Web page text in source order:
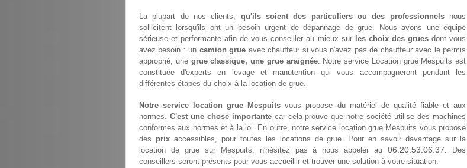
La plupart de nos clients, qu'ils soient des particuliers ou des professionnelsnous
sollicitent lorsqu'ils ont un besoin urgent de dépannage de grue. Nous avons une équipe
sérieuse et performante afin de vous conseiller au mieux sur les choix des gruesdont vous
avez besoin : un camion grue avec chauffeur si vous n'avez pas de chauffeur avec le permis
approprié, une grue classique, une grue araignée. Notre service Location grue Mespuits est
constituée d'experts en levage et manutention qui vous accompagneront pendant les
différentes étapes du choix à la location de grue.
Notre service location grue Mespuits vous propose du matériel de qualité fiable et aux
normes. C'est une chose importantecar cela prouve que notre société utilise des machines
conformes aux normes et à la loi. En outre, notre service location grue Mespuits vous propose
des prixaccessibles, pour toutes les locations de grue. Pour en savoir davantage sur la
location de grue sur Mespuits, n'hésitez pas à nous appeler au06.20.53.06.37. Des
conseillers seront présents pour vous accueillir et trouver une solution à votre situation.